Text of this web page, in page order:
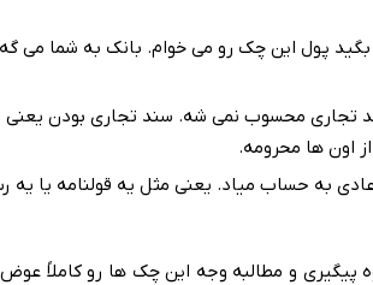
بگید پول این چک رو می خوام. بانک به شما می
محسوب نمی شه. سند تجاری بودن یعنی
اون ها محرومه.
به حساب میاد. یعنی مثل یه قولنامه یا یه
پیگیری و مطالبه وجه این چک ها رو کاملاً